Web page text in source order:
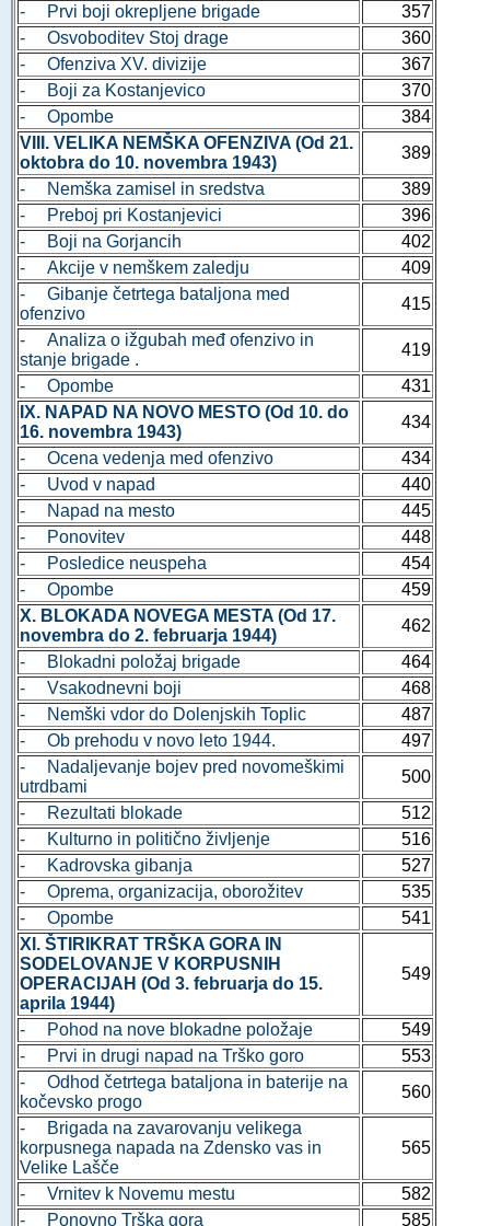
- Prvi boji okrepljene brigade
357
- Osvoboditev Stoj drage
360
- Ofenziva XV. divizije
367
- Boji za Kostanjevico
370
- Opombe
384
VIII. VELIKA NEMŠKA OFENZIVA (Od 21.
oktobra do 10. novembra 1943)
389
- Nemška zamisel in sredstva
389
- Preboj pri Kostanjevici
396
- Boji na Gorjancih
402
- Akcije v nemškem zaledju
409
- Gibanje četrtega bataljona med
ofenzivo
415
- Analiza o ižgubah međ ofenzivo in
stanje brigade .
419
- Opombe
431
IX. NAPAD NA NOVO MESTO (Od 10. do
16. novembra 1943)
434
- Ocena vedenja med ofenzivo
434
- Uvod v napad
440
- Napad na mesto
445
- Ponovitev
448
- Posledice neuspeha
454
- Opombe
459
X. BLOKADA NOVEGA MESTA (Od 17.
novembra do 2. februarja 1944)
462
- Blokadni položaj brigade
464
- Vsakodnevni boji
468
- Nemški vdor do Dolenjskih Toplic
487
- Ob prehodu v novo leto 1944.
497
- Nadaljevanje bojev pred novomeškimi
utrdbami
500
- Rezultati blokade
512
- Kulturno in politično življenje
516
- Kadrovska gibanja
527
- Oprema, organizacija, oborožitev
535
- Opombe
541
XI. ŠTIRIKRAT TRŠKA GORA IN
SODELOVANJE V KORPUSNIH
OPERACIJAH (Od 3. februarja do 15.
aprila 1944)
549
- Pohod na nove blokadne položaje
549
- Prvi in drugi napad na Trško goro
553
- Odhod četrtega bataljona in baterije na
kočevsko progo
560
- Brigada na zavarovanju velikega
korpusnega napada na Zdensko vas in
Velike Lašče
565
- Vrnitev k Novemu mestu
582
- Ponovno Trška gora
585